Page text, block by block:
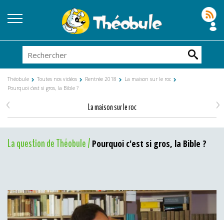
Théobule Toutes nos vidéos Rentrée 2018
La maison sur le roc
Pourquoi c'est si gros, la Bible ?
La maison sur le roc
< >
La question de Théobule / Pourquoi c'est si gros, la Bible ?